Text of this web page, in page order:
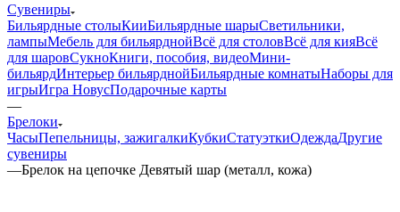
Сувениры
Бильярдные столыКииБильярдные шарыСветильники,
лампыМебель для бильярднойВсё для столовВсё для кияВсё
для шаровСукноКниги, пособия, видеоМини-
бильярдИнтерьер бильярднойБильярдные комнатыНаборы для
игрыИгра НовусПодарочные карты
—
Брелоки
ЧасыПепельницы, зажигалкиКубкиСтатуэткиОдеждаДругие
сувениры
—Брелок на цепочке Девятый шар (металл, кожа)